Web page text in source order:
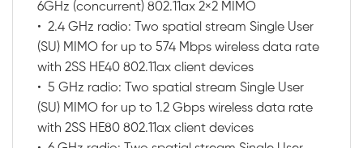
6GHz (concurrent) 802.11ax 2×2 MIMO
• 2.4 GHz radio: Two spatial stream Single User
(SU) MIMO for up to 574 Mbps wireless data rate
with 2SS HE40 802.11ax client devices
• 5 GHz radio: Two spatial stream Single User
(SU) MIMO for up to 1.2 Gbps wireless data rate
with 2SS HE80 802.11ax client devices